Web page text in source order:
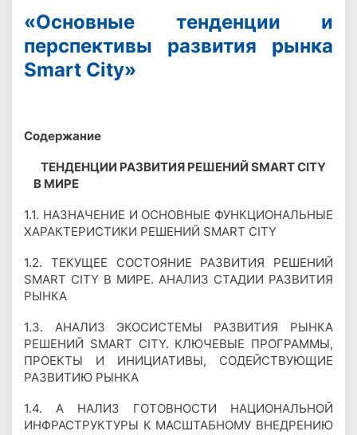
«Основные тенденции и
перспективы развития рынка
Smart City»
Содержание
ТЕНДЕНЦИИ РАЗВИТИЯ РЕШЕНИЙ SMART CITY
В МИРЕ
1.1. НАЗНАЧЕНИЕ И ОСНОВНЫЕ ФУНКЦИОНАЛЬНЫЕ
ХАРАКТЕРИСТИКИ РЕШЕНИЙ SMART CITY
1.2. ТЕКУЩЕЕ СОСТОЯНИЕ РАЗВИТИЯ РЕШЕНИЙ
SMART CITY В МИРЕ. АНАЛИЗ СТАДИИ РАЗВИТИЯ
РЫНКА
1.3. АНАЛИЗ ЭКОСИСТЕМЫ РАЗВИТИЯ РЫНКА
РЕШЕНИЙ SMART CITY. КЛЮЧЕВЫЕ ПРОГРАММЫ,
ПРОЕКТЫ И ИНИЦИАТИВЫ, СОДЕЙСТВУЮЩИЕ
РАЗВИТИЮ РЫНКА
1.4. А НАЛИЗ ГОТОВНОСТИ НАЦИОНАЛЬНОЙ
ИНФРАСТРУКТУРЫ К МАСШТАБНОМУ ВНЕДРЕНИЮ